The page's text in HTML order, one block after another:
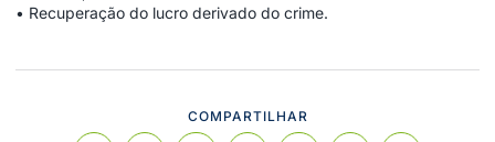
• Recuperação do lucro derivado do crime.
COMPARTILHAR